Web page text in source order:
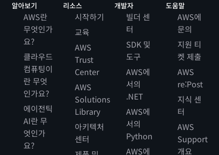
알아보기
AWS란
무엇인가
요?
클라우드
컴퓨팅이
란 무엇
인가요?
에이전틱
AI란 무
엇인가
요?
리소스
시작하기
교육
AWS
Trust
Center
AWS
Solutions
Library
아키텍처
센터
개발자
빌더 센
터
SDK 및
도구
AWS에
서의
.NET
AWS에
서의
Python
AWS에
도움말
AWS에
문의
지원 티
켓 제출
AWS
re:Post
지식 센
터
AWS
Support
개요